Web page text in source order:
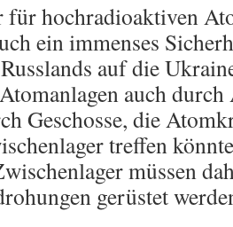
für hochradioaktiven
ein immenses
auf die
auch
Geschosse, die
treffen
müssen
gerüstet